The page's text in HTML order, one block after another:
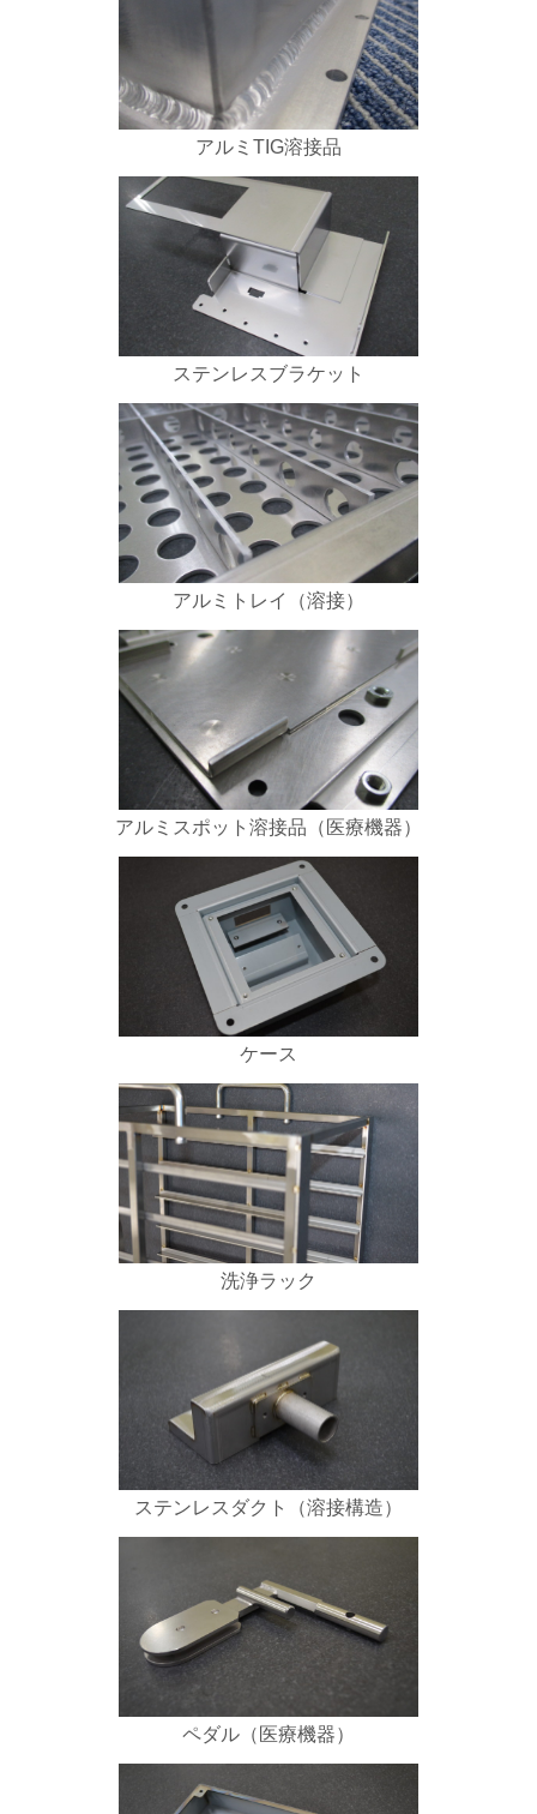
アルミTIG溶接品
ステンレスブラケット
アルミトレイ（溶接）
アルミスポット溶接品（医療機器）
ケース
洗浄ラック
ステンレスダクト（溶接構造）
ペダル（医療機器）